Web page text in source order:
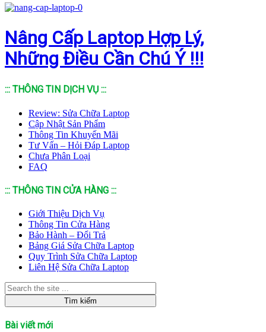
Nâng Cấp Laptop Hợp Lý,
Những Điều Cần Chú Ý !!!
::: THÔNG TIN DỊCH VỤ :::
Review: Sửa Chữa Laptop
Cập Nhật Sản Phẩm
Thông Tin Khuyến Mãi
Tư Vấn – Hỏi Đáp Laptop
Chưa Phân Loại
FAQ
::: THÔNG TIN CỬA HÀNG :::
Giới Thiệu Dịch Vụ
Thông Tin Cửa Hàng
Bảo Hành – Đổi Trả
Bảng Giá Sửa Chữa Laptop
Quy Trình Sửa Chữa Laptop
Liên Hệ Sửa Chữa Laptop
Bài viết mới